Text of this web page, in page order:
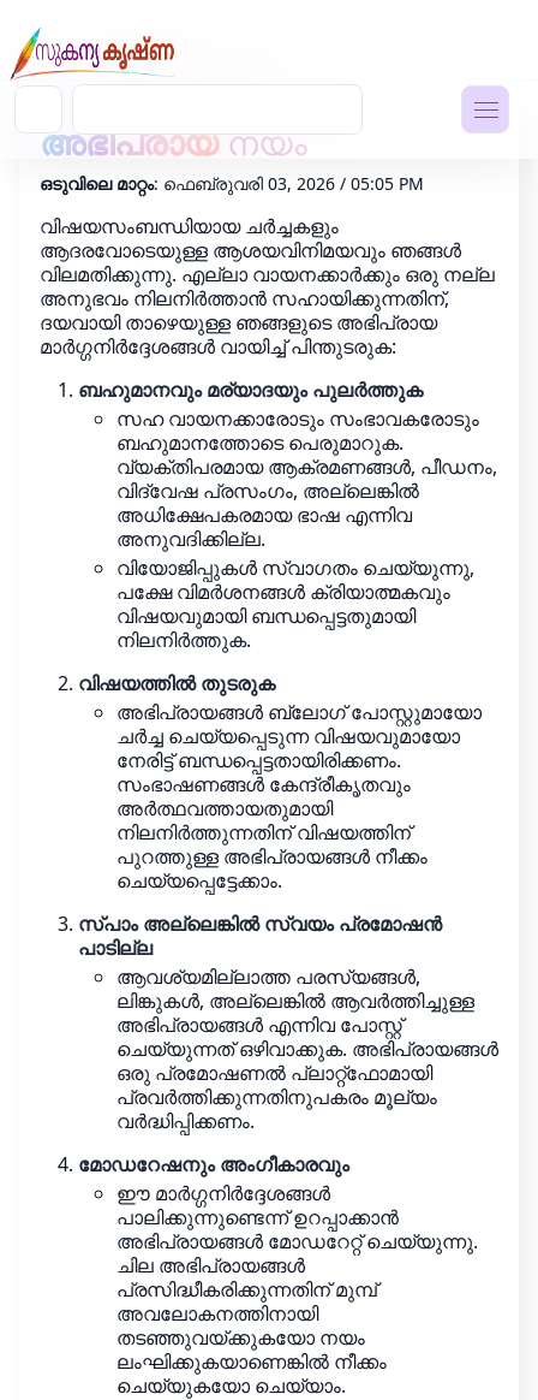
അഭിപ്രായനയം
ഒടുവിലെ മാറ്റം: ഫെബ്രുവരി 03, 2026 / 05:05 PM
വിഷയസംബന്ധിയായ ചർച്ചകളും
ആദരവോടെയുള്ള ആശയവിനിമയവും ഞങ്ങൾ
വിലമതിക്കുന്നു. എല്ലാ വായനക്കാർക്കും ഒരു നല്ല
അനുഭവം നിലനിർത്താൻ സഹായിക്കുന്നതിന്,
ദയവായി താഴെയുള്ള ഞങ്ങളുടെ അഭിപ്രായ
മാർഗ്ഗനിർദ്ദേശങ്ങൾ വായിച്ച് പിന്തുടരുക:
ബഹുമാനവും മര്യാദയും പുലർത്തുക
സഹ വായനക്കാരോടും സംഭാവകരോടും
ബഹുമാനത്തോടെ പെരുമാറുക.
വ്യക്തിപരമായ ആക്രമണങ്ങൾ, പീഡനം,
വിദ്വേഷ പ്രസംഗം, അല്ലെങ്കിൽ
അധിക്ഷേപകരമായ ഭാഷ എന്നിവ
അനുവദിക്കില്ല.
വിയോജിപ്പുകൾ സ്വാഗതം ചെയ്യുന്നു,
പക്ഷേ വിമർശനങ്ങൾ ക്രിയാത്മകവും
വിഷയവുമായി ബന്ധപ്പെട്ടതുമായി
നിലനിർത്തുക.
വിഷയത്തിൽ തുടരുക
അഭിപ്രായങ്ങൾ ബ്ലോഗ് പോസ്റ്റുമായോ
ചർച്ച ചെയ്യപ്പെടുന്ന വിഷയവുമായോ
നേരിട്ട് ബന്ധപ്പെട്ടതായിരിക്കണം.
സംഭാഷണങ്ങൾ കേന്ദ്രീകൃതവും
അർത്ഥവത്തായതുമായി
നിലനിർത്തുന്നതിന് വിഷയത്തിന്
പുറത്തുള്ള അഭിപ്രായങ്ങൾ നീക്കം
ചെയ്യപ്പെട്ടേക്കാം.
സ്പാം അല്ലെങ്കിൽ സ്വയം പ്രമോഷൻ
പാടില്ല
ആവശ്യമില്ലാത്ത പരസ്യങ്ങൾ,
ലിങ്കുകൾ, അല്ലെങ്കിൽ ആവർത്തിച്ചുള്ള
അഭിപ്രായങ്ങൾ എന്നിവ പോസ്റ്റ്
ചെയ്യുന്നത് ഒഴിവാക്കുക. അഭിപ്രായങ്ങൾ
ഒരു പ്രമോഷണൽ പ്ലാറ്റ്‌ഫോമായി
പ്രവർത്തിക്കുന്നതിനുപകരം മൂല്യം
വർദ്ധിപ്പിക്കണം.
മോഡറേഷനും അംഗീകാരവും
ഈ മാർഗ്ഗനിർദ്ദേശങ്ങൾ
പാലിക്കുന്നുണ്ടെന്ന് ഉറപ്പാക്കാൻ
അഭിപ്രായങ്ങൾ മോഡറേറ്റ് ചെയ്യുന്നു.
ചില അഭിപ്രായങ്ങൾ
പ്രസിദ്ധീകരിക്കുന്നതിന് മുമ്പ്
അവലോകനത്തിനായി
തടഞ്ഞുവയ്ക്കുകയോ നയം
ലംഘിക്കുകയാണെങ്കിൽ നീക്കം
ചെയ്യുകയോ ചെയ്യാം.